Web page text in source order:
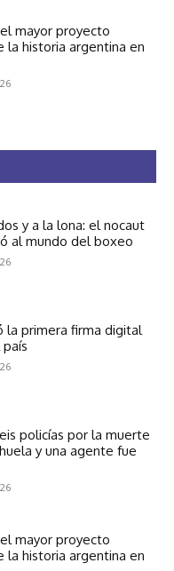
mayor proyecto
la historia argentina en
y a la lona: el nocaut
al mundo del boxeo
la primera firma digital
policías por la muerte
y una agente fue
mayor proyecto
la historia argentina en